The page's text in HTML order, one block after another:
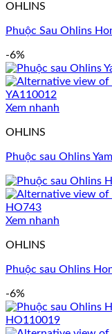
OHLINS
Phuộc Sau Ohlins
-6%
Xem nhanh
OHLINS
Phuộc sau Ohlins
Xem nhanh
OHLINS
Phuộc sau Ohlins
-6%